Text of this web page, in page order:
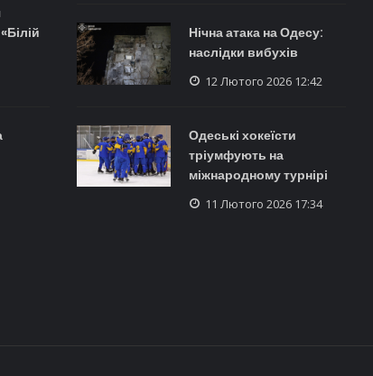
Нічна атака на Одесу:
наслідки вибухів
12 Лютого 2026 12:42
Одеські хокеїсти
тріумфують на
міжнародному турнірі
11 Лютого 2026 17:34